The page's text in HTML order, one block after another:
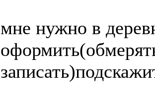
мне нужно в